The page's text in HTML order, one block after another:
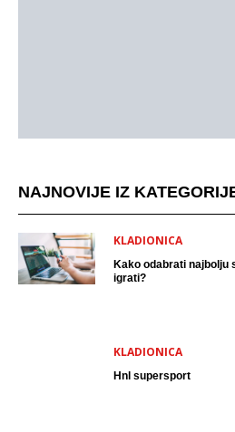
NAJNOVIJE IZ
KLADIONICA
Kako odabrati
igrati?
KLADIONICA
Hnl supersport